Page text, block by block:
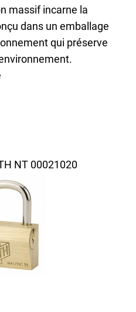
massif incarne la
dans un emballage
qui préserve